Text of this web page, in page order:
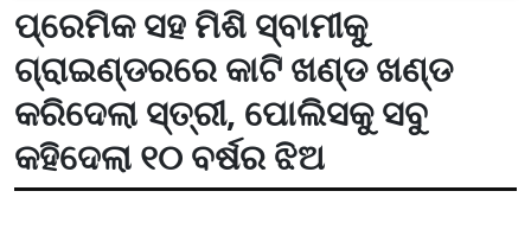
ପ୍ରେମିକ ସହ ମିଶି ସ୍ବାମୀକୁ
ଗ୍ରାଇଣ୍ଡରରେ କାଟି ଖଣ୍ଡ ଖଣ୍ଡ
କରିଦେଲା ସ୍ତ୍ରୀ, ପୋଲିସକୁ ସବୁ
କହିଦେଲା ୧୦ ବର୍ଷର ଝିଅ